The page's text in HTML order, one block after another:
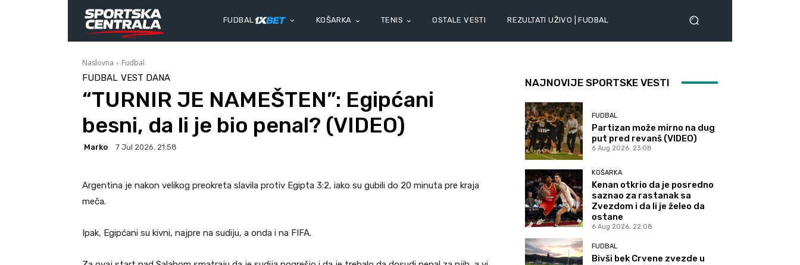
FUDBAL KOŠARKA TENIS OSTALE VESTI REZULTATI UŽIVO | FUDBAL
Naslovna Fudbal
FUDBAL VEST DANA
“TURNIR JE NAMEŠTEN”: Egipćani
besni, da li je bio penal? (VIDEO)
Marko 7 Jul 2026. 21:58
Argentina je nakon velikog preokreta slavila protiv Egipta 3:2, iako su gubili do 20 minuta pre kraja
meča.
Ipak, Egipćani su kivni, najpre na sudiju, a onda i na FIFA.
NAJNOVIJE SPORTSKE VESTI
FUDBAL
Partizan može mirno na dug
put pred revanš (VIDEO)
6 Aug 2026. 23:08
KOŠARKA
Kenan otkrio da je posredno
saznao za rastanak sa
Zvezdom i da li je želeo da
ostane
6 Aug 2026. 22:08
FUDBAL
Bivši bek Crvene zvezde u